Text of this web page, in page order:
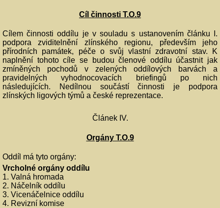
Cíl činnosti T.O.9
Cílem činnosti oddílu je v souladu s ustanovením článku I.
podpora zviditelnění zlínského regionu, především jeho
přírodních památek, péče o svůj vlastní zdravotní stav. K
naplnění tohoto cíle se budou členové oddílu účastnit jak
zmíněných pochodů v zelených oddílových barvách a
pravidelných vyhodnocovacích briefingů po nich
následujících. Nedílnou součástí činnosti je podpora
zlínských ligových týmů a české reprezentace.
Článek IV.
Orgány T.O.9
Oddíl má tyto orgány:
Vrcholné orgány oddílu
1. Valná hromada
2. Náčelník oddílu
3. Vicenáčelnice oddílu
4. Revizní komise